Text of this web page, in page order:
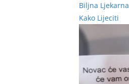
Biljna Ljekarna
Kako Lijeciti